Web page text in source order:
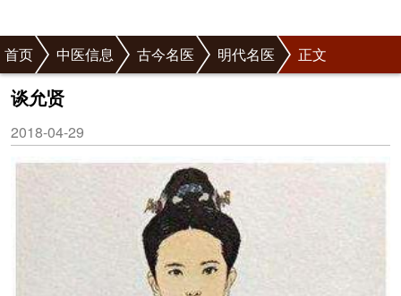
首页 中医信息 古今名医 明代名医 正文
谈允贤
2018-04-29